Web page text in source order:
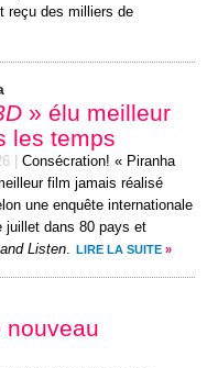
reçu des milliers de
» élu meilleur
les temps
Consécration! « Piranha
film jamais réalisé
une enquête internationale
juillet dans 80 pays et
Listen. LIRE LA SUITE »
nouveau